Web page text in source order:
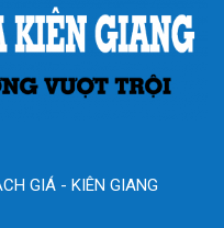
GIÁ - KIÊN GIANG